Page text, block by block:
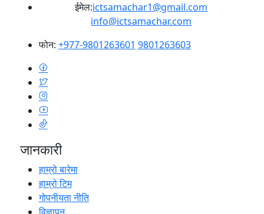
ईमेल:ictsamachar1@gmail.com
info@ictsamachar.com
फोन: +977-9801263601 9801263603
जानकारी
हाम्रो बारेमा
हाम्रो टिम
गोपनीयता नीति